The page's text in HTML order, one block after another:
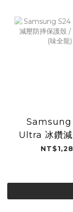
Samsung
Ultra 冰鑽減
保護殼 / 龍